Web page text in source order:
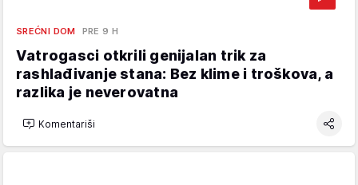
SREĆNI DOM PRE 9 H
Vatrogasci otkrili genijalan trik za
rashlađivanje stana: Bez klime i troškova, a
razlika je neverovatna
Komentariši